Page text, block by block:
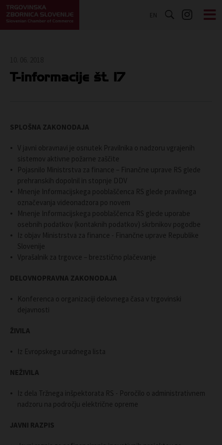
EN
T-informacije št. 17
SPLOŠNA ZAKONODAJA
V javni obravnavi je osnutek Pravilnika o nadzoru vgrajenih
sistemov aktivne požarne zaščite
Pojasnilo Ministrstva za finance – Finančne uprave RS glede
prehranskih dopolnil in stopnje DDV
Mnenje Informacijskega pooblaščenca RS glede pravilnega
označevanja videonadzora po novem
Mnenje Informacijskega pooblaščenca RS glede uporabe
osebnih podatkov (kontaknih podatkov) skrbnikov pogodbe
Iz objav Ministrstva za finance - Finančne uprave Republike
Slovenije
Vprašalnik za trgovce – brezstično plačevanje
DELOVNOPRAVNA ZAKONODAJA
Konferenca o organizaciji delovnega časa v trgovinski
dejavnosti
ŽIVILA
Iz Evropskega uradnega lista
NEŽIVILA
Iz dela Tržnega inšpektorata RS - Poročilo o administrativnem
nadzoru na področju električne opreme
JAVNI RAZPIS